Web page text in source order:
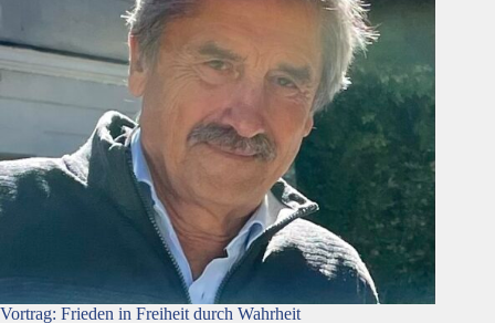
Vortrag: Frieden in Freiheit durch Wahrheit